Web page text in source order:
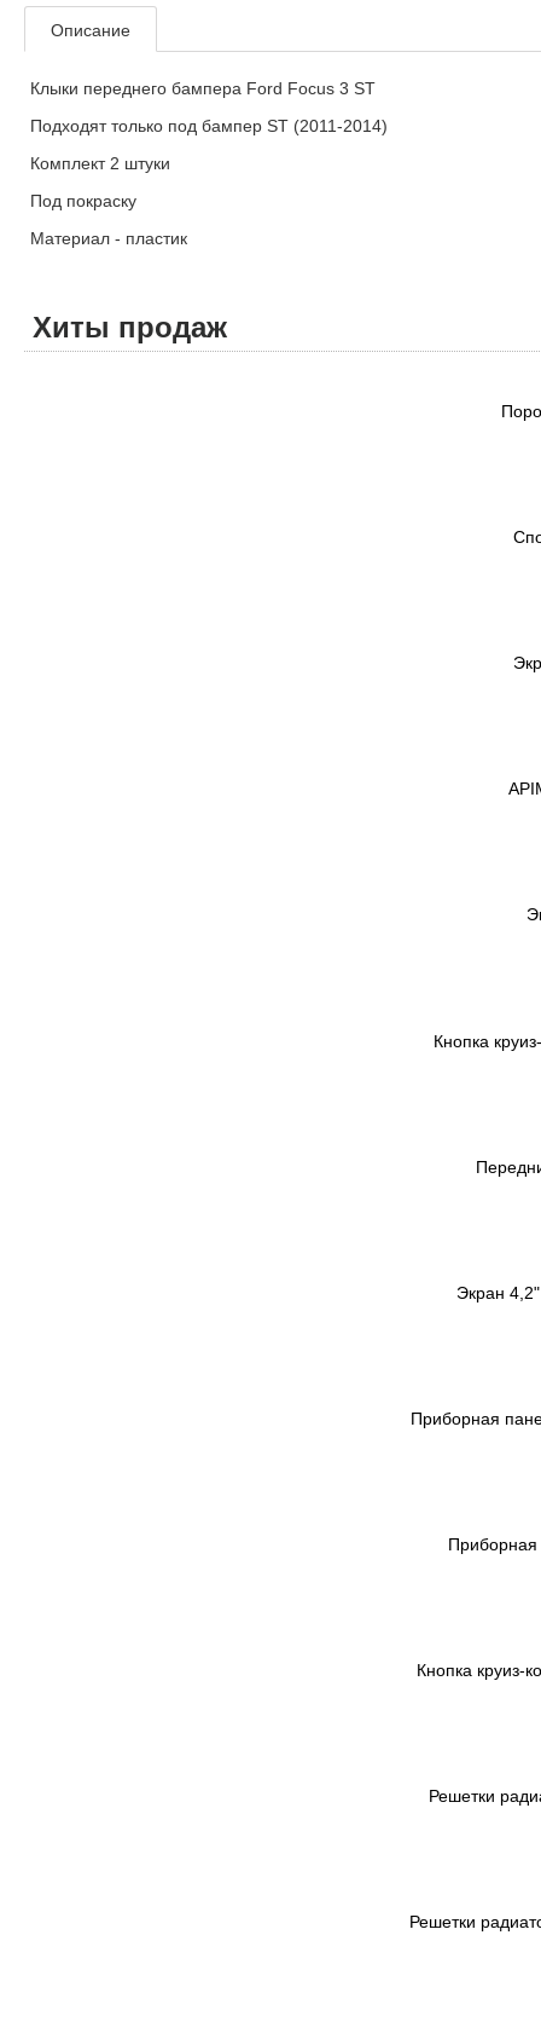
Описание
Клыки переднего бампера Ford Focus 3 ST
Подходят только под бампер ST (2011-2014)
Комплект 2 штуки
Под покраску
Материал - пластик
Хиты продаж
Кнопка
Экран
Приборная
Приборная
Кнопка круиз-
Решетки
Решетки